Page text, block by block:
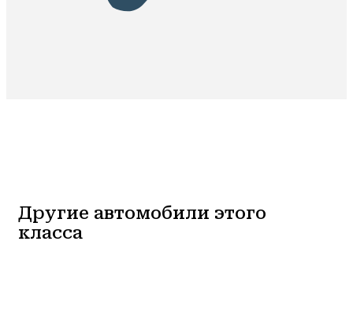
Другие автомобили этого
класса